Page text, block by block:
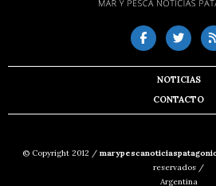
NOTICIAS
CONTACTO
© Copyright 2012 /
reservados /
Argentina